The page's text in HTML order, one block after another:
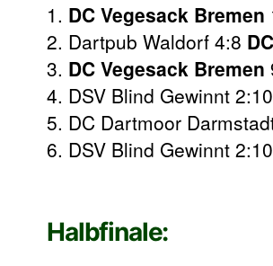
1. DC Vegesack Bremen
2. Dartpub Waldorf 4:8
3. DC Vegesack Bremen
4. DSV Blind Gewinnt 2:10
5. DC Dartmoor
6. DSV Blind Gewinnt 2:10
Halbfinale: